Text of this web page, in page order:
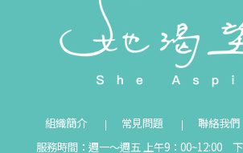
組織簡介 常見問題 聯絡我們
服務時間：週一～週五 上午9：00~12:00